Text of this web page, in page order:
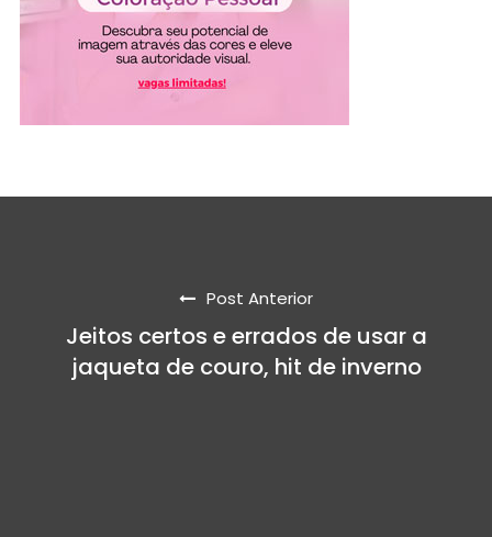
Post Anterior
Jeitos certos e errados de usar a
jaqueta de couro, hit de inverno